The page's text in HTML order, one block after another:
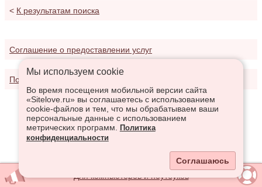
< К результатам поиска
Соглашение о предоставлении услуг
Политика конфиденциальности
Мы используем сookie
Во время посещения мобильной версии сайта
«Sitelove.ru» вы соглашаетесь с использованием
cookie-файлов и тем, что мы обрабатываем ваши
персональные данные с использованием
метрических программ.
Политика
конфиденциальности
Соглашаюсь
Для компьютеров и ноутбуков